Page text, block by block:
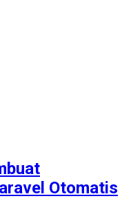
Otomatis